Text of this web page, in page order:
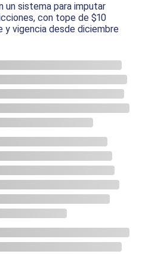
un sistema para imputar
con tope de $10
vigencia desde diciembre